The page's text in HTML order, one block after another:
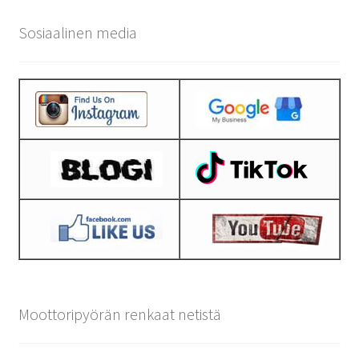
Sosiaalinen media
Moottoripyörän renkaat netistä